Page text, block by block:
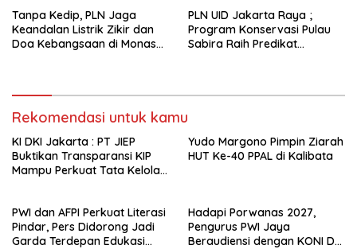
Tanpa Kedip, PLN Jaga
Keandalan Listrik Zikir dan
Doa Kebangsaan di Monas
PLN UID Jakarta Raya ;
Program Konservasi Pulau
Sabira Raih Predikat
Rekomendasi untuk kamu
KI DKI Jakarta : PT JIEP
Buktikan Transparansi KIP
Mampu Perkuat Tata Kelola
Yudo Margono Pimpin Ziarah
HUT Ke-40 PPAL di Kalibata
PWI dan AFPI Perkuat Literasi
Pindar, Pers Didorong Jadi
Garda Terdepan Edukasi
Hadapi Porwanas 2027,
Pengurus PWI Jaya
Beraudiensi dengan KONI DKI